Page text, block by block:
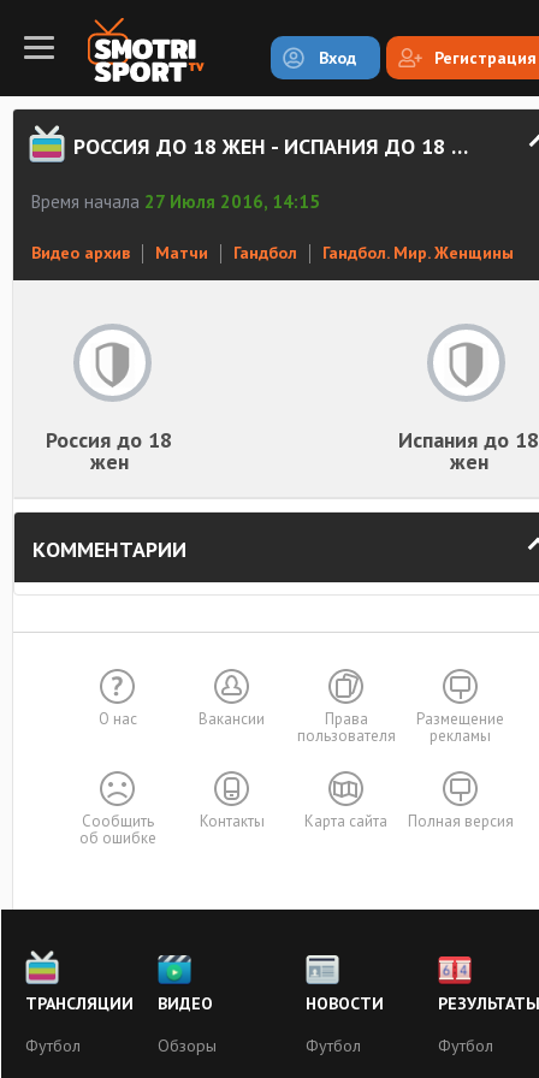
Вход Регистрация
РОССИЯ ДО 18 ЖЕН - ИСПАНИЯ ДО 18 ЖЕН. ЗАПИСЬ МАТЧА
Время начала 27 Июля 2016, 14:15
Видео архив Матчи Гандбол Гандбол. Мир. Женщины
Россия до 18
жен
Испания до 18
жен
КОММЕНТАРИИ
О нас Вакансии
Права
пользователя
Размещение
рекламы
Сообщить
об ошибке
Контакты Карта сайта Полная версия
ТРАНСЛЯЦИИ
Футбол
ВИДЕО
Обзоры
НОВОСТИ
Футбол
РЕЗУЛЬТАТЫ
Футбол